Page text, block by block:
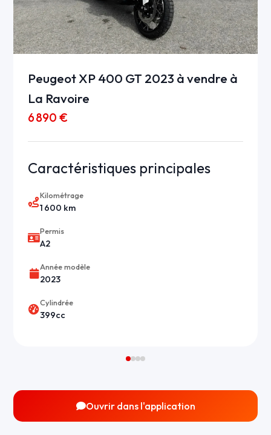
Peugeot XP 400 GT 2023 à vendre à
La Ravoire
6 890 €
Caractéristiques principales
Kilométrage
1 600 km
Permis
A2
Année modèle
2023
Cylindrée
399cc
Ouvrir dans l'application